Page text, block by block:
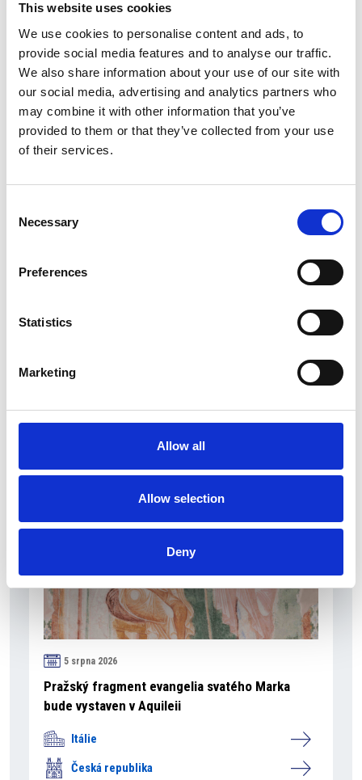
This website uses cookies
We use cookies to personalise content and ads, to
provide social media features and to analyse our traffic.
We also share information about your use of our site with
our social media, advertising and analytics partners who
may combine it with other information that you’ve
provided to them or that they’ve collected from your use
of their services.
Selection
Necessary
Preferences
Statistics
Marketing
Allow all
Allow selection
Deny
pololetí výrazný růst
Itálie
Česká republika
Zahraniční obchod Itálie – ČR v pololetí převýšil
Přehled Ekonomika
Itálie
5 srpna 2026
Pražský fragment evangelia svatého Marka
bude vystaven v Aquileii
Itálie
Česká republika